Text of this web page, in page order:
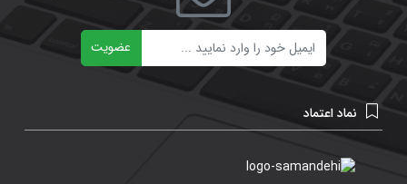
عضویت
نماد اعتماد